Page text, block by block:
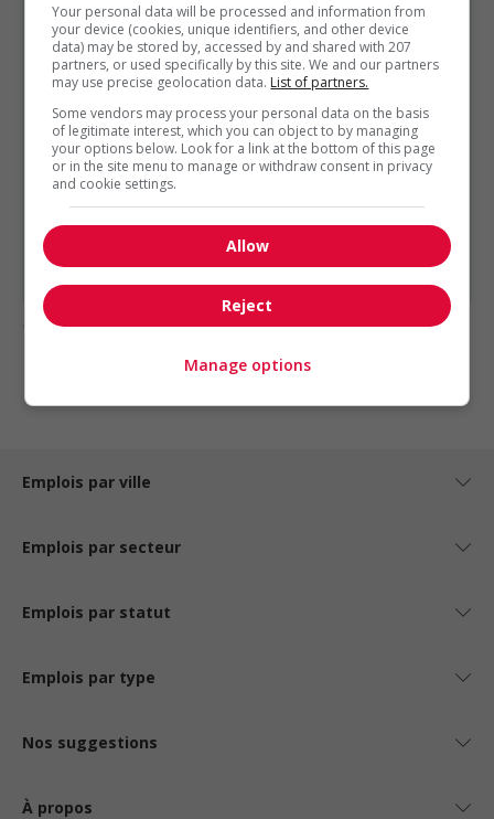
EST PRÉSENTÉ PAR
Services de Gestion Quantum Ltée
Montréal,
Québec
Autres offres de l'entreprise
Conseiller sst - préventionniste
Chargé de projets – ingénierie (maintenance)
Chargé(e) de projets – génie mécanique
Technicien assurance qualité – laboratoire
Chef d'équipe technique / ingénieur électrique
1 - 3 de 3 résultats
1
Emplois par ville
Emplois par secteur
Emplois par statut
Emplois par type
Nos suggestions
À propos
Your personal data will be processed and information from
your device (cookies, unique identifiers, and other device
data) may be stored by, accessed by and shared with 207
partners, or used specifically by this site. We and our partners
may use precise geolocation data. List of partners.
Some vendors may process your personal data on the basis
of legitimate interest, which you can object to by managing
your options below. Look for a link at the bottom of this page
or in the site menu to manage or withdraw consent in privacy
and cookie settings.
Allow
Reject
Manage options